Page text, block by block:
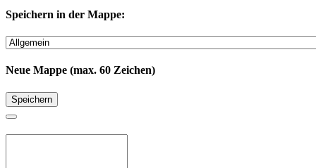
Speichern in der Mappe:
Neue Mappe (max. 60 Zeichen)
Speichern